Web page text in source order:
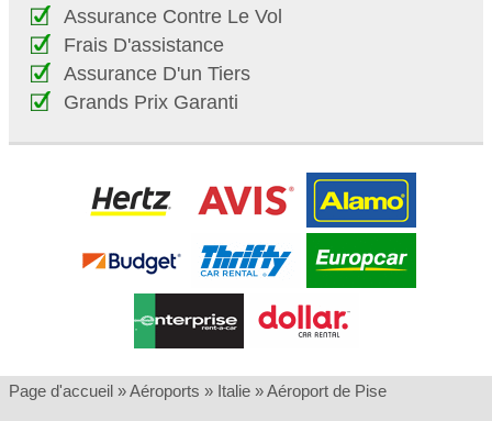
Assurance Contre Le Vol
Frais D'assistance
Assurance D'un Tiers
Grands Prix Garanti
Page d'accueil »Aéroports » Italie »Aéroport de Pise